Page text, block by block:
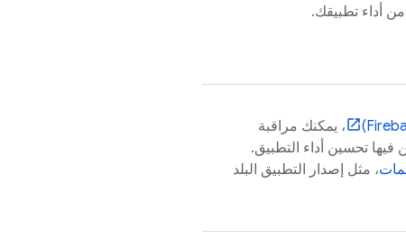
أداء تطبيقك.
)
، يمكنك مراقبة
فيها تحسين أداء التطبيق.
، مثل إصدار التطبيق البلد